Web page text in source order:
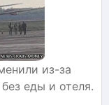
из-за
еды и отеля.